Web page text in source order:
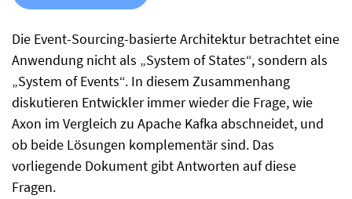
Die Event-Sourcing-basierte Architektur betrachtet eine
Anwendung nicht als „System of States“, sondern als
„System of Events“. In diesem Zusammenhang
diskutieren Entwickler immer wieder die Frage, wie
Axon im Vergleich zu Apache Kafka abschneidet, und
ob beide Lösungen komplementär sind. Das
vorliegende Dokument gibt Antworten auf diese
Fragen.